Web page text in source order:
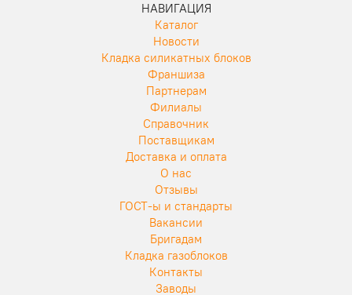
НАВИГАЦИЯ
Каталог
Новости
Кладка силикатных блоков
Франшиза
Партнерам
Филиалы
Справочник
Поставщикам
Доставка и оплата
О нас
Отзывы
ГОСТ-ы и стандарты
Вакансии
Бригадам
Кладка газоблоков
Контакты
Заводы